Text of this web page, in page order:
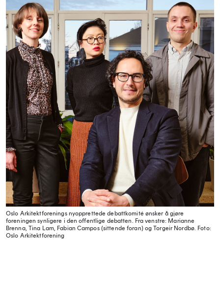
Oslo Arkitektforenings nyopprettede debattkomité ønsker å gjøre
foreningen synligere i den offentlige debatten. Fra venstre: Marianne
Brenna, Tina Lam, Fabian Campos (sittende foran) og Torgeir Nordbø. Foto:
Oslo Arkitektforening